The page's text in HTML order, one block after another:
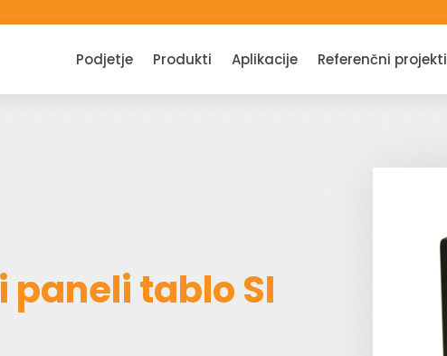
Podjetje Produkti Aplikacije Referenčni projekti
paneli tablo SI